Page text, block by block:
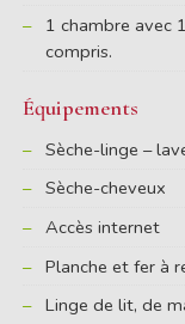
1 chambre avec
compris.
Équipements
Sèche-linge –
Sèche-cheveux
Accès internet
Planche et fer à
Linge de lit, de